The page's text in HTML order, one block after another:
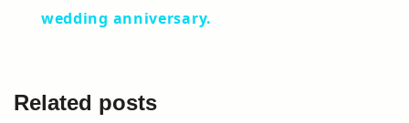
wedding anniversary.
Related posts